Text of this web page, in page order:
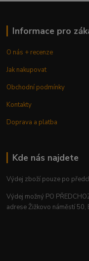
Informace pro
O nás + recenze
Jak nakupovat
Obchodní podmínky
Kontakty
Doprava a platba
Kde nás najdete
Výdej zboží pouze po
Výdej možný PO
adrese Žižkovo náměstí 50,